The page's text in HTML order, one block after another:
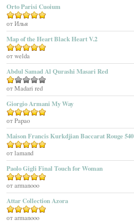
Adam Levine
Adamo Parfum
Adidas
Adolfo Dominguez
Adrienne Vittadini
Aedes De Venustas
Aerin Lauder
Aether
Affinessence
Afnan Perfumes
Agatha Ruiz De La Prada
Agatho Parfum
Agent Provocateur
Agnes B
Agonist
Ahjaar
Orto Parisi Cuoium
Оценка
от Илья
Map of the Heart Black Heart V.2
Оценка5
от welda
Abdul Samad Al Qurashi Masari Red
Оценка
1
из
5
от Madari red
Giorgio Armani My Way
Оценка5
от Papao
Maison Francis Kurkdjian Baccarat Rouge 540
Оценка5из 5
от lamand
Paolo Gigli Final Touch for Woman
Оценка5из 5
от armanooo
Attar Collection Azora
Оценка5из 5
от armanooo